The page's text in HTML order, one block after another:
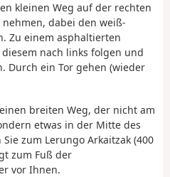
kleinen Weg auf der rechten
dabei den weiß-
Zu einem asphaltierten
nach links folgen und
Durch ein Tor gehen (wieder
breiten Weg, der nicht am
etwas in der Mitte des
zum Lerungo Arkaitzak (400
zum Fuß der
vor Ihnen.